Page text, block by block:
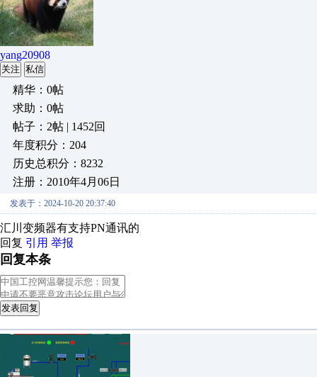
yang20908
关注 私信
精华：0帖
求助：0帖
帖子：2帖 | 1452回
年度积分：204
历史总积分：8232
注册：2010年4月06日
发表于：2024-10-20 20:37:40
汇川变频器有支持PN通讯的
回复 引用 举报
回复本条
发表回复